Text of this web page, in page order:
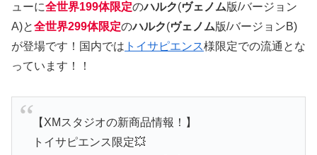
ューに全世界199体限定のハルク(ヴェノム版/バージョン
A)と全世界299体限定のハルク(ヴェノム版/バージョンB)
が登場です！国内では トイサピエンス様限定での流通とな
っています！！
【XMスタジオの新商品情報！】
トイサピエンス限定💥